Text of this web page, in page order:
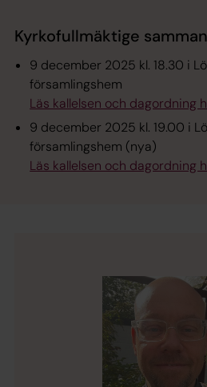
Kyrkofullmäktige
9 december 2025 kl. 18.30 i
församlingshem
Läs kallelsen och dagordning
9 december 2025 kl. 19.00 i
församlingshem (nya)
Läs kallelsen och dagordning